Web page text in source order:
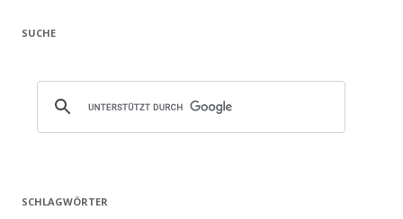
SUCHE
SCHLAGWÖRTER